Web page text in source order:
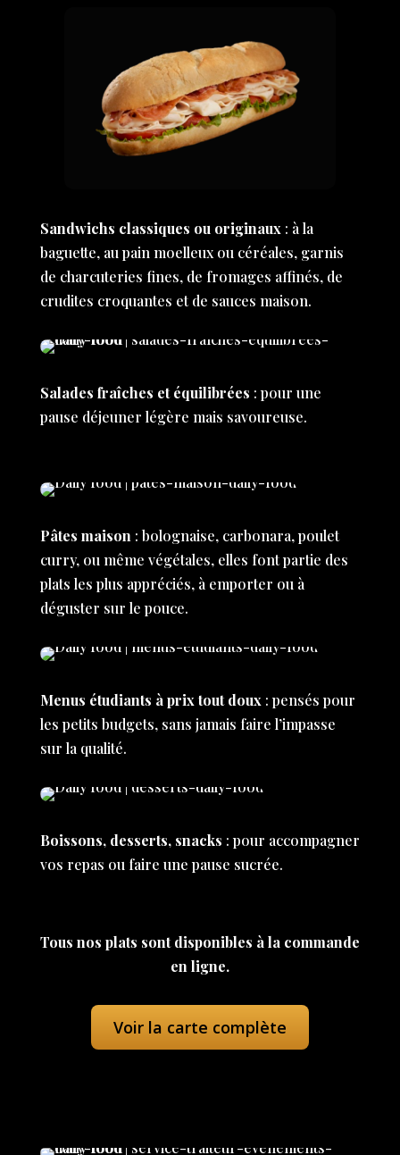
Sandwichs classiques ou originaux : à la
baguette, au pain moelleux ou céréales, garnis
de charcuteries fines, de fromages affinés, de
crudites croquantes et de sauces maison.
Salades fraîches et équilibrées : pour une
pause déjeuner légère mais savoureuse.
Pâtes maison : bolognaise, carbonara, poulet
curry, ou même végétales, elles font partie des
plats les plus appréciés, à emporter ou à
déguster sur le pouce.
Menus étudiants à prix tout doux : pensés pour
les petits budgets, sans jamais faire l’impasse
sur la qualité.
Boissons, desserts, snacks : pour accompagner
vos repas ou faire une pause sucrée.
Tous nos plats sont disponibles à la commande
en ligne.
Voir la carte complète